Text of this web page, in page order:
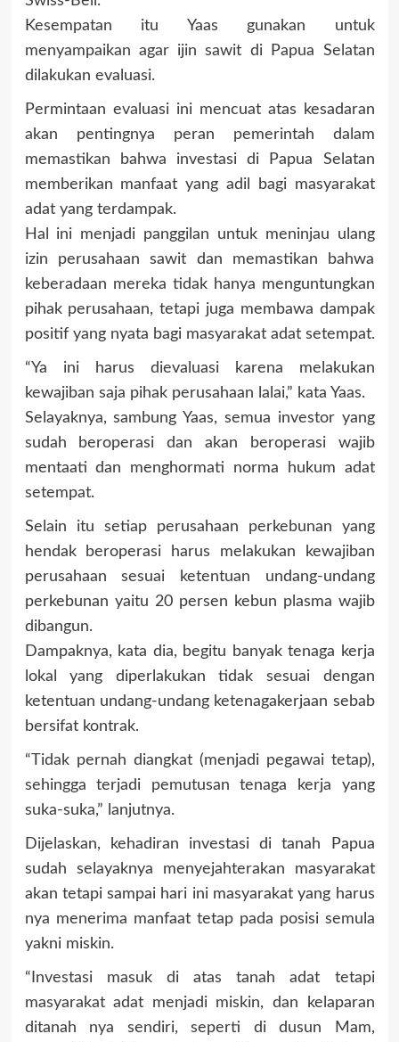
Kesempatan itu Yaas gunakan untuk
menyampaikan agar ijin sawit di Papua Selatan
dilakukan evaluasi.
Permintaan evaluasi ini mencuat atas kesadaran
akan pentingnya peran pemerintah dalam
memastikan bahwa investasi di Papua Selatan
memberikan manfaat yang adil bagi masyarakat
adat yang terdampak.
Hal ini menjadi panggilan untuk meninjau ulang
izin perusahaan sawit dan memastikan bahwa
keberadaan mereka tidak hanya menguntungkan
pihak perusahaan, tetapi juga membawa dampak
positif yang nyata bagi masyarakat adat setempat.
“Ya ini harus dievaluasi karena melakukan
kewajiban saja pihak perusahaan lalai,” kata Yaas.
Selayaknya, sambung Yaas, semua investor yang
sudah beroperasi dan akan beroperasi wajib
mentaati dan menghormati norma hukum adat
setempat.
Selain itu setiap perusahaan perkebunan yang
hendak beroperasi harus melakukan kewajiban
perusahaan sesuai ketentuan undang-undang
perkebunan yaitu 20 persen kebun plasma wajib
dibangun.
Dampaknya, kata dia, begitu banyak tenaga kerja
lokal yang diperlakukan tidak sesuai dengan
ketentuan undang-undang ketenagakerjaan sebab
bersifat kontrak.
“Tidak pernah diangkat (menjadi pegawai tetap),
sehingga terjadi pemutusan tenaga kerja yang
suka-suka,” lanjutnya.
Dijelaskan, kehadiran investasi di tanah Papua
sudah selayaknya menyejahterakan masyarakat
akan tetapi sampai hari ini masyarakat yang harus
nya menerima manfaat tetap pada posisi semula
yakni miskin.
“Investasi masuk di atas tanah adat tetapi
masyarakat adat menjadi miskin, dan kelaparan
ditanah nya sendiri, seperti di dusun Mam,